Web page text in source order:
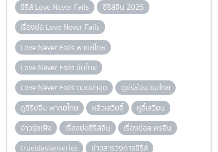
ซีรีส์ Love Never Fails
ซีรีส์จีน 2025
เรื่องย่อ Love Never Fails
Love Never Fails พากย์ไทย
Love Never Fails ซับไทย
Love Never Fails ตอนล่าสุด
ดูซีรีย์จีน ซับไทย
ดูซีรีย์จีน พากย์ไทย
หลิวเสวียอี้
หูอี้เสวียน
อ๋าวรุ่ยเผิง
เรื่องย่อซีรีส์จีน
เรื่องย่อละครจีน
trueidasianseries
ข่าวสารวงการซีรีส์